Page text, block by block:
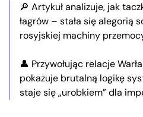
🔎 Artykuł analizuje, jak
łagrów – stała się alegorią
rosyjskiej machiny
👤 Przywołując relacje
pokazuje brutalną logikę
staje się „urobkiem” dla